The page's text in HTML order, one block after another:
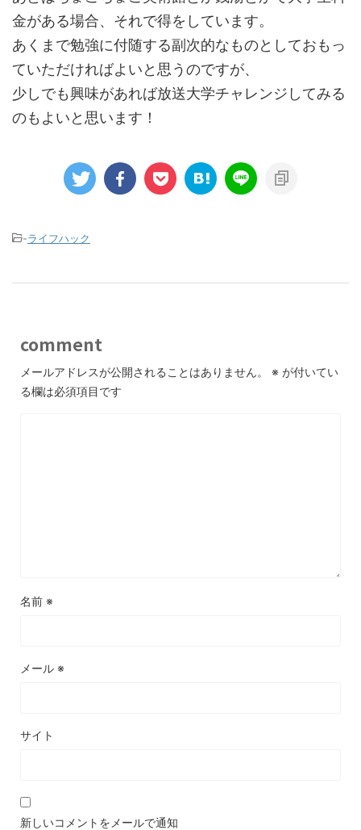
金がある場合、それで得をしています。
あくまで勉強に付随する副次的なものとしておもっ
ていただければよいと思うのですが、
少しでも興味があれば放送大学チャレンジしてみる
のもよいと思います！
-ライフハック
comment
メールアドレスが公開されることはありません。 ※ が付いてい
る欄は必須項目です
名前 ※
メール ※
サイト
新しいコメントをメールで通知